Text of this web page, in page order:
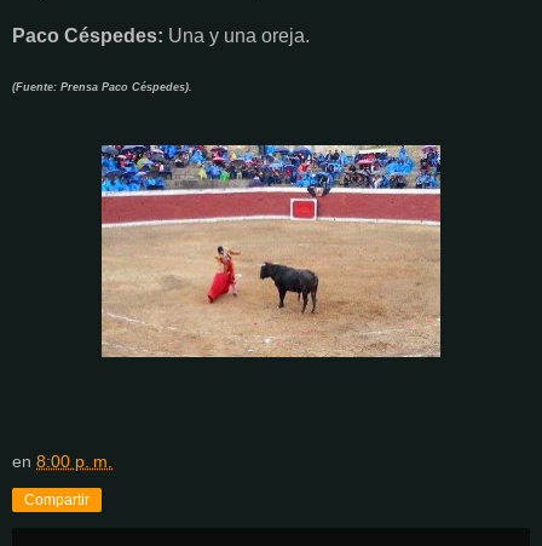
Paco Céspedes: Una y una oreja.
(Fuente: Prensa Paco Céspedes).
en 8:00 p. m.
Compartir